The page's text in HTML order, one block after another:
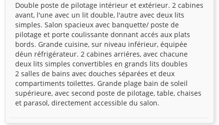
Double poste de pilotage intérieur et extérieur. 2 cabines
avant, l'une avec un lit double, l'autre avec deux lits
simples. Salon spacieux avec banquette/ poste de
pilotage et porte coulissante donnant accés aux plats
bords. Grande cuisine, sur niveau inférieur, équipée
déun réfrigérateur. 2 cabines arriéres, avec chacune
deux lits simples convertibles en grands lits doubles
2 salles de bains avec douches séparées et deux
compartiments toilettes. Grande plage bain de soleil
supérieure, avec second poste de pilotage, table, chaises
et parasol, directement accessible du salon.